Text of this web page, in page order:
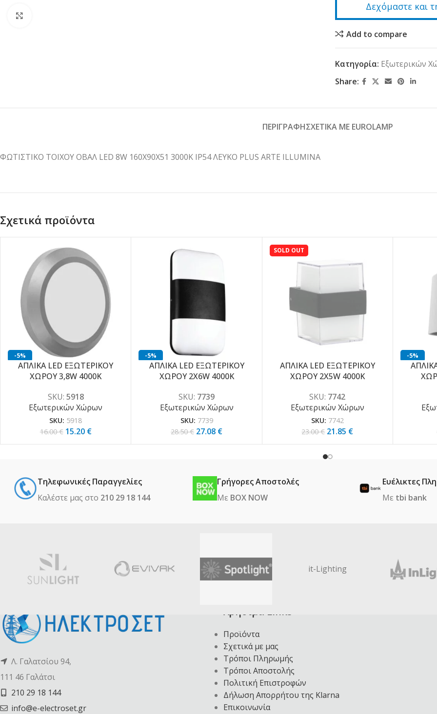
Δεχόμαστε και
Add to compare
Κατηγορία: Εξωτερικών
Share:
ΠΕΡΙΓΡΑΦΗΣΧΕΤΙΚΑ ΜΕ EUROLAMP
ΦΩΤΙΣΤΙΚΟ ΤΟΙΧΟΥ ΟΒΑΛ LED 8W 160X90X51 3000K IP54 ΛΕΥΚΟ PLUS ARTE ILLUMINA
Σχετικά προϊόντα
-5%
ΑΠΛΙΚΑ LED ΕΞΩΤΕΡΙΚΟΥ
ΧΩΡΟΥ 3,8W 4000K
SKU: 5918
Εξωτερικών Χώρων
SKU: 5918
16.00€ 15.20 €
-5%
ΑΠΛΙΚΑ LED ΕΞΩΤΕΡΙΚΟΥ
ΧΩΡΟΥ 2X6W 4000K
SKU: 7739
Εξωτερικών Χώρων
SKU: 7739
28.50€ 27.08 €
-5%
SOLD OUT
ΑΠΛΙΚΑ LED ΕΞΩΤΕΡΙΚΟΥ
ΧΩΡΟΥ 2X5W 4000K
SKU: 7742
Εξωτερικών Χώρων
SKU: 7742
23.00€ 21.85 €
-5%
Τηλεφωνικές Παραγγελίες
Καλέστε μας στο 210 29 18 144
Γρήγορες Αποστολές
Με BOX NOW
Ευέλικτες
Με tbi bank
it-Lighting
Λ. Γαλατσίου 94,
111 46 Γαλάτσι
210 29 18 144
info@e-electroset.gr
Χρήσιμα Links
Προϊόντα
Σχετικά με μας
Τρόποι Πληρωμής
Τρόποι Αποστολής
Πολιτική Επιστροφών
Δήλωση Απορρήτου της Klarna
Επικοινωνία